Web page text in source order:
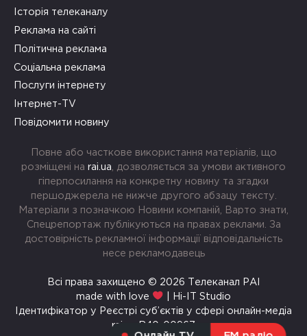
Історія телеканалу
Реклама на сайті
Політична реклама
Соціальна реклама
Послуги інтернету
Інтернет-TV
Повідомити новину
Повне або часткове використання матеріалів, що
розміщені на rai.ua , дозволяється за умови активного
гіперпосилання на конкретну новину та згадки
першоджерела не нижче другого абзацу тексту.
Матеріали з позначкою Новини компаній, Варто знати,
Спецрепортаж публікуються на правах реклами. За
достовірність рекламної інформації відповідальність
несе рекламодавець
Всі права захищено © 2026 Телеканал РАІ
made with love
| Hi-IT Studio
Ідентифікатор у Реєстрі суб’єктів у сфері онлайн-медіа
rai.ua R40-00967